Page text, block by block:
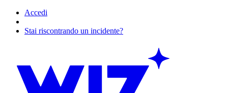
Accedi
Stai riscontrando un incidente?